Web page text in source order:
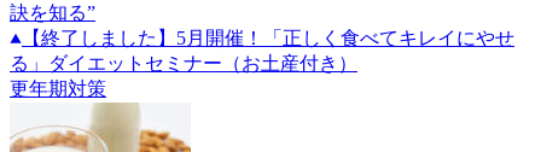
訣を知る”
【終了しました】5月開催！「正しく食べてキレイにやせ
る」ダイエットセミナー（お土産付き）
更年期対策